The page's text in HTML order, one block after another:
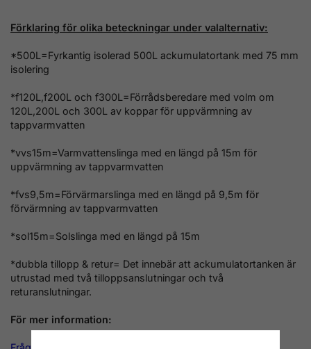
Förklaring för olika beteckningar under valalternativ:
*500L=Fyrkantig isolerad 500L ackumulatortank med 75 mm
isolering
*f120L,f200L och f300L=Förrådsberedare med volm om
120L,200L och 300L av koppar för uppvärmning av
tappvarmvatten
*vvs15m=Varmvattenslinga med en längd på 15m för
uppvärmning av tappvarmvatten
*fvs9,5m=Förvärmarslinga med en längd på 9,5m för
förvärmning av tappvarmvatten
*sol15m=Solslinga med en längd på 15m
*dubbla tillopp & retur= Det innebär att ackumulatortanken är
utrustad med två tilloppsanslutningar och två
returanslutningar.
För mer information: